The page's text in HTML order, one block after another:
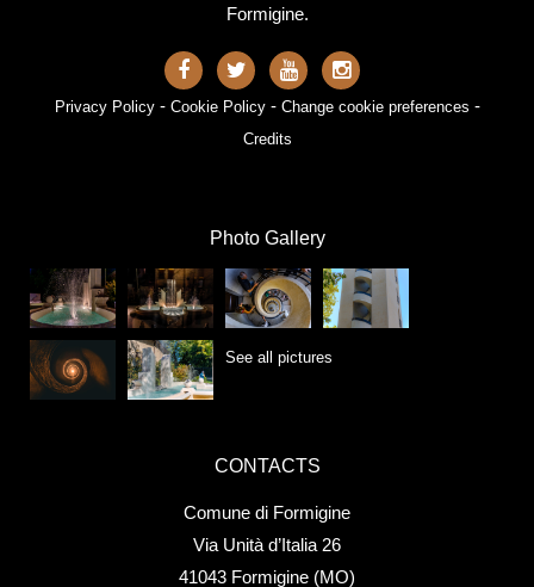
Formigine.
Privacy Policy- Cookie Policy- Change cookie preferences -
Credits
Photo Gallery
See all pictures
CONTACTS
Comune di Formigine
Via Unità d’Italia 26
41043 Formigine (MO)